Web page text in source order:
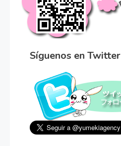
Síguenos en Twitter